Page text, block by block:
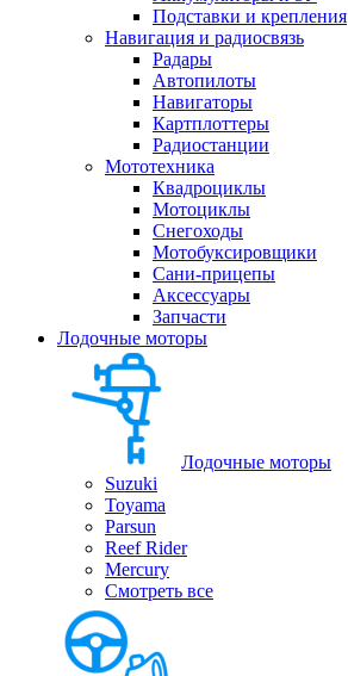
Подставки и крепления
Навигация и радиосвязь
Радары
Автопилоты
Навигаторы
Картплоттеры
Радиостанции
Мототехника
Квадроциклы
Мотоциклы
Снегоходы
Мотобуксировщики
Сани-прицепы
Аксессуары
Запчасти
Лодочные моторы
Лодочные моторы
Suzuki
Toyama
Parsun
Reef Rider
Mercury
Смотреть все